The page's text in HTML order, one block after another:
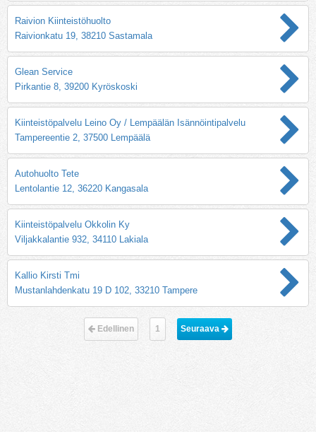
Raivion Kiinteistöhuolto
Raivionkatu 19, 38210 Sastamala
Glean Service
Pirkantie 8, 39200 Kyröskoski
Kiinteistöpalvelu Leino Oy / Lempäälän Isännöintipalvelu
Tampereentie 2, 37500 Lempäälä
Autohuolto Tete
Lentolantie 12, 36220 Kangasala
Kiinteistöpalvelu Okkolin Ky
Viljakkalantie 932, 34110 Lakiala
Kallio Kirsti Tmi
Mustanlahdenkatu 19 D 102, 33210 Tampere
Edellinen 1 Seuraava